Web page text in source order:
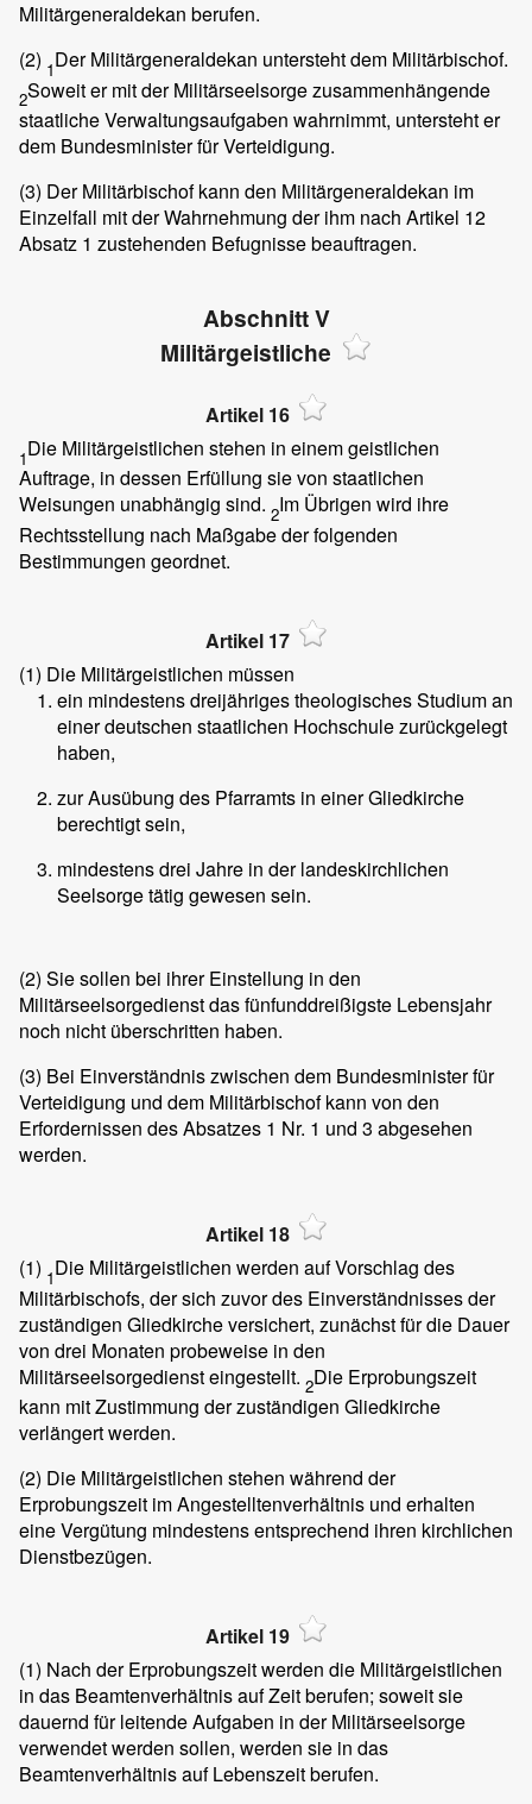
Militärgeneraldekan berufen.
(2) 1Der Militärgeneraldekan untersteht dem Militärbischof.
2Soweit er mit der Militärseelsorge zusammenhängende
staatliche Verwaltungsaufgaben wahrnimmt, untersteht er
dem Bundesminister für Verteidigung.
(3) Der Militärbischof kann den Militärgeneraldekan im
Einzelfall mit der Wahrnehmung der ihm nach Artikel 12
Absatz 1 zustehenden Befugnisse beauftragen.
Abschnitt V
Militärgeistliche
Artikel 16
1Die Militärgeistlichen stehen in einem geistlichen
Auftrage, in dessen Erfüllung sie von staatlichen
Weisungen unabhängig sind. 2Im Übrigen wird ihre
Rechtsstellung nach Maßgabe der folgenden
Bestimmungen geordnet.
Artikel 17
(1) Die Militärgeistlichen müssen
ein mindestens dreijähriges theologisches Studium an
einer deutschen staatlichen Hochschule zurückgelegt
haben,
zur Ausübung des Pfarramts in einer Gliedkirche
berechtigt sein,
mindestens drei Jahre in der landeskirchlichen
Seelsorge tätig gewesen sein.
(2) Sie sollen bei ihrer Einstellung in den
Militärseelsorgedienst das fünfunddreißigste Lebensjahr
noch nicht überschritten haben.
(3) Bei Einverständnis zwischen dem Bundesminister für
Verteidigung und dem Militärbischof kann von den
Erfordernissen des Absatzes 1 Nr. 1 und 3 abgesehen
werden.
Artikel 18
(1) 1Die Militärgeistlichen werden auf Vorschlag des
Militärbischofs, der sich zuvor des Einverständnisses der
zuständigen Gliedkirche versichert, zunächst für die Dauer
von drei Monaten probeweise in den
Militärseelsorgedienst eingestellt. 2Die Erprobungszeit
kann mit Zustimmung der zuständigen Gliedkirche
verlängert werden.
(2) Die Militärgeistlichen stehen während der
Erprobungszeit im Angestelltenverhältnis und erhalten
eine Vergütung mindestens entsprechend ihren kirchlichen
Dienstbezügen.
Artikel 19
(1) Nach der Erprobungszeit werden die Militärgeistlichen
in das Beamtenverhältnis auf Zeit berufen; soweit sie
dauernd für leitende Aufgaben in der Militärseelsorge
verwendet werden sollen, werden sie in das
Beamtenverhältnis auf Lebenszeit berufen.